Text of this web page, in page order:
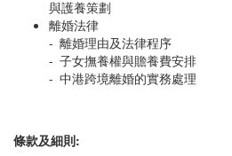
與護養策劃
離婚法律
- 離婚理由及法律程序
- 子女撫養權與贍養費安排
- 中港跨境離婚的實務處理
條款及細則: